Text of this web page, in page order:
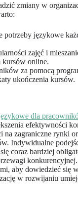
zmiany w
potrzeby językowe
zajęć i
kursów online.
za pomocą
ukończenia kursów.
dla
efektywności
na zagraniczne rynki
Indywidualne
coraz bardziej
aby dowiedzieć się
w rozwijaniu